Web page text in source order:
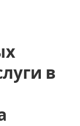
в